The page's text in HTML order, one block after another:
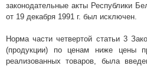
законодательные акты Республики
от 19 декабря 1991 г. был исключен.
Норма части четвертой статьи 3
(продукции) по ценам ниже цены
реализованных товаров, была